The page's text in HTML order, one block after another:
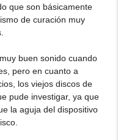
que son básicamente
de curación muy
buen sonido cuando
pero en cuanto a
los viejos discos de
pude investigar, ya que
la aguja del dispositivo